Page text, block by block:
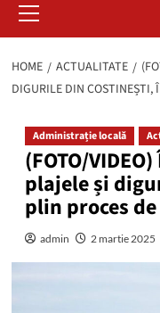
Menu
HOME ACTUALITATE
DIGURILE DIN COSTINEȘTI,
Administrație locală
(FOTO/
plajele și
plin proces
admin 2 martie 2025